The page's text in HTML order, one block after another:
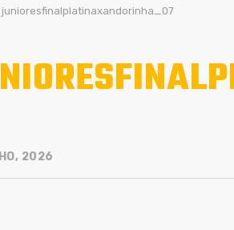
junioresfinalplatinaxandorinha_07
2026